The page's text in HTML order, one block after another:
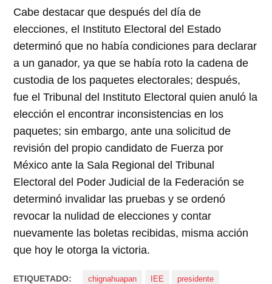
Cabe destacar que después del día de
elecciones, el Instituto Electoral del Estado
determinó que no había condiciones para declarar
a un ganador, ya que se había roto la cadena de
custodia de los paquetes electorales; después,
fue el Tribunal del Instituto Electoral quien anuló la
elección el encontrar inconsistencias en los
paquetes; sin embargo, ante una solicitud de
revisión del propio candidato de Fuerza por
México ante la Sala Regional del Tribunal
Electoral del Poder Judicial de la Federación se
determinó invalidar las pruebas y se ordenó
revocar la nulidad de elecciones y contar
nuevamente las boletas recibidas, misma acción
que hoy le otorga la victoria.
ETIQUETADO: chignahuapan IEE presidente